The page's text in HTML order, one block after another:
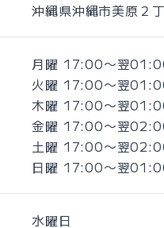
沖縄県沖縄市美原２
月曜 17:00〜翌
火曜 17:00〜翌
木曜 17:00〜翌
金曜 17:00〜翌
土曜 17:00〜翌
日曜 17:00〜翌
水曜日